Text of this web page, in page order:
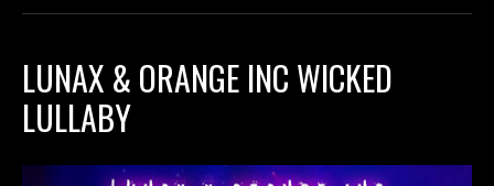
LUNAX & ORANGE INC WICKED
LULLABY